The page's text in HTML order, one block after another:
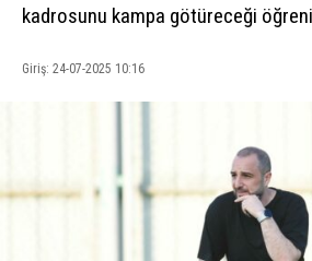
kadrosunu kampa götüreceği
Giriş: 24-07-2025 10:16